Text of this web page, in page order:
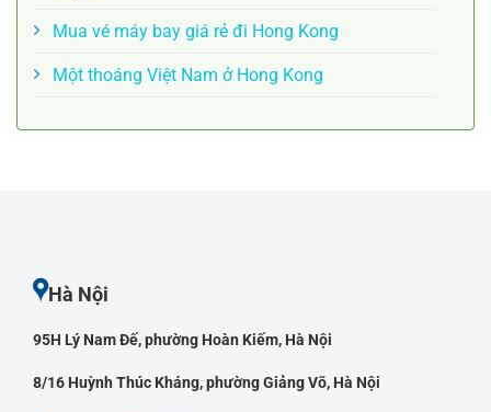
Mua vé máy bay giá rẻ đi Hong Kong
Một thoáng Việt Nam ở Hong Kong
Hà Nội
95H Lý Nam Đế, phường Hoàn Kiếm, Hà Nội
8/16 Huỳnh Thúc Kháng, phường Giảng Võ, Hà Nội